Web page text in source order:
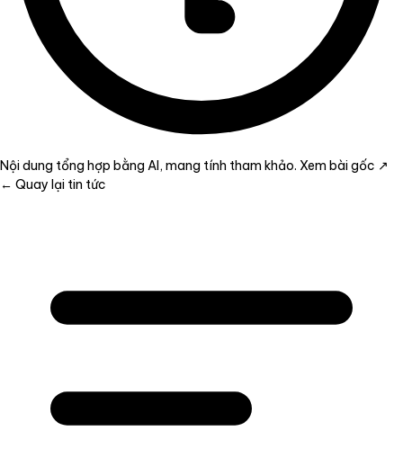
Nội dung tổng hợp bằng AI, mang tính tham khảo. Xem bài gốc ↗
← Quay lại tin tức